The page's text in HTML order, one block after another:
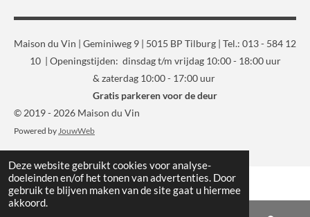
Deze website gebruikt cookies voor analyse-
doeleinden en/of het tonen van advertenties. Door
gebruik te blijven maken van de site gaat u hiermee
akkoord.
Maison du Vin | Geminiweg 9 | 5015 BP Tilburg | Tel.: 013 - 584 12
10 | Openingstijden: dinsdag t/m vrijdag 10:00 - 18:00 uur
& zaterdag 10:00 - 17:00 uur
Gratis parkeren voor de deur
© 2019 - 2026 Maison du Vin
Powered by JouwWeb